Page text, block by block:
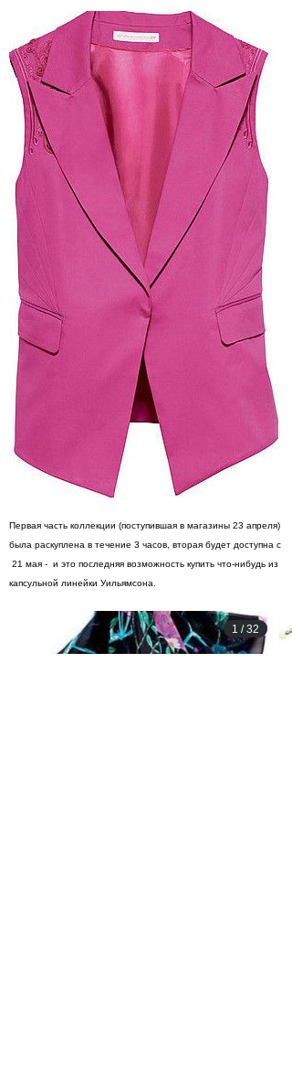
Первая часть коллекции (поступившая в магазины 23 апреля)
была раскуплена в течение 3 часов, вторая будет доступна с
21 мая - и это последняя возможность купить что-нибудь из
капсульной линейки Уильямсона.
1 /32